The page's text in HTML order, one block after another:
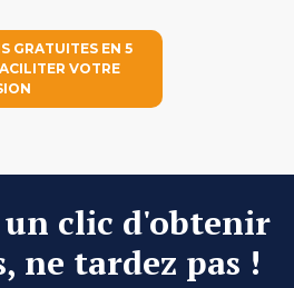
GRATUITES EN 5
VOTRE
un clic d'obtenir
ne tardez pas !